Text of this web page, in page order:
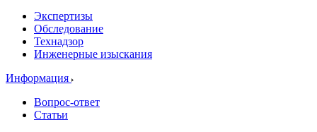
Экспертизы
Обследование
Технадзор
Инженерные изыскания
Информация
Вопрос-ответ
Статьи